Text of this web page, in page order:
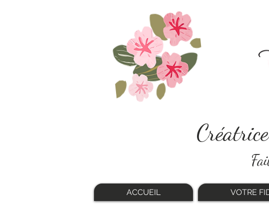
ACCUEIL VOTRE